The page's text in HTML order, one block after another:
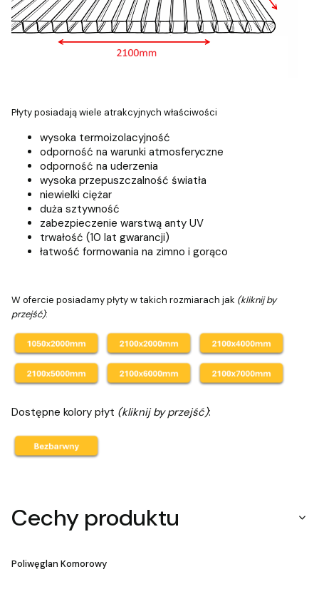
Płyty posiadają wiele atrakcyjnych właściwości
wysoka termoizolacyjność
odporność na warunki atmosferyczne
odporność na uderzenia
wysoka przepuszczalność światła
niewielki ciężar
duża sztywność
zabezpieczenie warstwą anty UV
trwałość (10 lat gwarancji)
łatwość formowania na zimno i gorąco
W ofercie posiadamy płyty w takich rozmiarach jak (kliknij by
przejść):
Dostępne kolory płyt (kliknij by przejść):
Cechy produktu
Poliwęglan Komorowy